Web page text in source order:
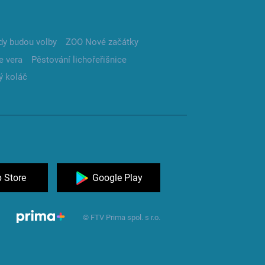
budou volby
ZOO Nové začátky
vera
Pěstování lichořeřišnice
koláč
Store Google Play
© FTV Prima spol. s r.o.